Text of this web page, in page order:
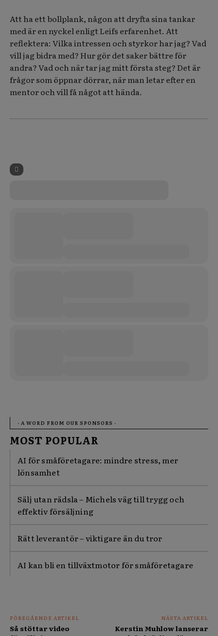
Att ha ett bollplank, någon att dryfta sina tankar
med är en nyckel enligt Leifs erfarenhet. Att
reflektera: Vilka intressen och styrkor har jag? Vad
vill jag bidra med? Hur gör det saker bättre för
andra? Vad och när tar jag mitt första steg? Det är
frågor som öppnar dörrar, när man letar efter en
mentor och vill få något att hända.
- A WORD FROM OUR SPONSORS -
MOST POPULAR
AI för småföretagare: mindre stress, mer
lönsamhet
Sälj utan rädsla – Michels väg till trygg och
effektiv försäljning
Rätt leverantör – viktigare än du tror
AI kan bli en tillväxtmotor för småföretagare
FÖREGÅENDE ARTIKEL
Så stöttar video
NÄSTA ARTIKEL
Kerstin Muhlow lanserar